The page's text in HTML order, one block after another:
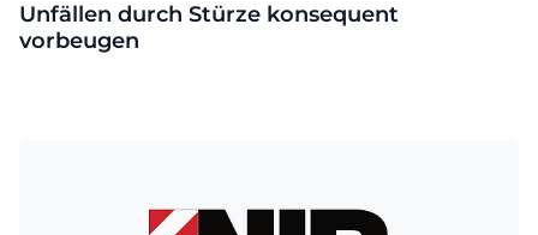
Unfällen durch Stürze konsequent
vorbeugen